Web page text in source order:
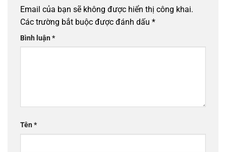
Email của bạn sẽ không được hiển thị công khai.
Các trường bắt buộc được đánh dấu *
Bình luận*
Tên*